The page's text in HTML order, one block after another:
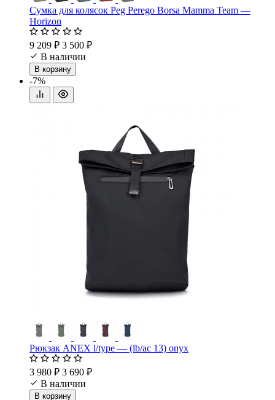
Сумка для колясок Peg Perego Borsa Mamma Team —
Horizon
9 209 ₽ 3 500 ₽
В наличии
В корзину
-7%
Рюкзак ANEX l/type — (lb/ac 13) onyx
3 980 ₽ 3 690 ₽
В наличии
В корзину